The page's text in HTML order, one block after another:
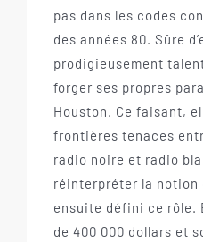
pas dans les codes
des années 80. Sûre
prodigieusement
forger ses propres
Houston. Ce faisant,
frontières tenaces
radio noire et radio
réinterpréter la notion
ensuite défini ce rôle.
de 400 000 dollars et